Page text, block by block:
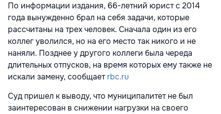
По информации издания, 66-летний юрист с 2014
года вынужденно брал на себя задачи, которые
рассчитаны на трех человек. Сначала один из его
коллег уволился, но на его место так никого и не
наняли. Позднее у другого коллеги была череда
длительных отпусков, на время которых ему также не
искали замену, сообщаетrbc.ru
Суд пришел к выводу, что муниципалитет не был
заинтересован в снижении нагрузки на своего